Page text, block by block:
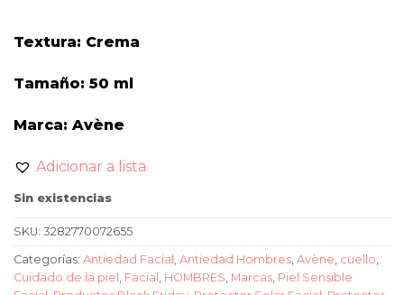
Textura: Crema
Tamaño: 50 ml
Marca: Avène
Adicionar a lista
Sin existencias
SKU: 3282770072655
Categorías: Antiedad Facial Antiedad Hombres Avène cuello
Cuidado de la piel Facial HOMBRES Marcas Piel Sensible